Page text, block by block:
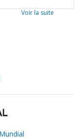
Voir la suite